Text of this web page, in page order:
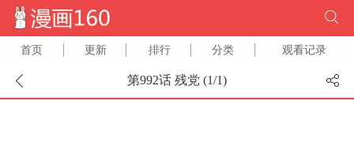
首页 更新 排行 分类 观看记录
第992话 残党 (1/1)